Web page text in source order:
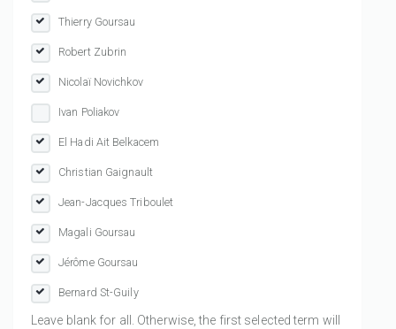
Thierry Goursau
Robert Zubrin
Nicolaï Novichkov
Ivan Poliakov
El Hadi Ait Belkacem
Christian Gaignault
Jean-Jacques Triboulet
Magali Goursau
Jérôme Goursau
Bernard St-Guily
Leave blank for all. Otherwise, the first selected term will